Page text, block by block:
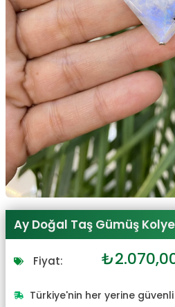
Ay Doğal Taş Gümüş
Fiyat: Orijinal
₺
Türkiye'nin her yerine